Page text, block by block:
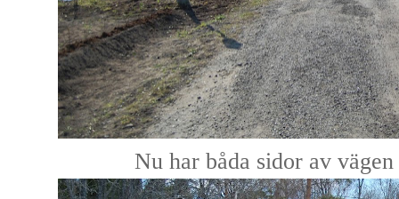
Nu har båda sidor av